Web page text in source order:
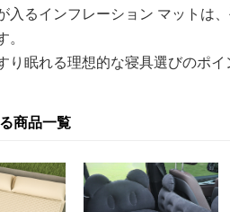
入るインフレーション マットは
り眠れる理想的な寝具選びのポイ
商品一覧